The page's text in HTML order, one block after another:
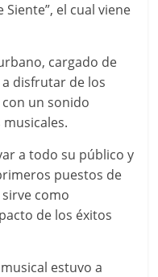
el cual viene
cargado de
disfrutar de los
un sonido
a todo su público y
puestos de
como
de los éxitos
estuvo a